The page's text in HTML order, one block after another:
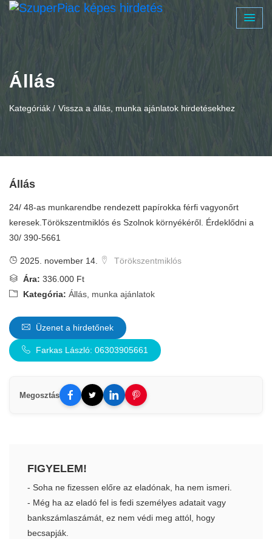
Állás
Kategóriák / Vissza a állás, munka ajánlatok hirdetésekhez
Állás
24/ 48-as munkarendbe rendezett papírokka férfi vagyonőrt
keresek.Törökszentmiklós és Szolnok környékéről. Érdeklődni a
30/ 390-5661
2025. november 14.
Törökszentmiklós
Ára: 336.000 Ft
Kategória: Állás, munka ajánlatok
Üzenet a hirdetőnek
Farkas László: 06303905661
Megosztás
FIGYELEM!
- Soha ne fizessen előre az eladónak, ha nem ismeri.
- Még ha az eladó fel is fedi személyes adatait vagy
bankszámlaszámát, ez nem védi meg attól, hogy
becsapják.